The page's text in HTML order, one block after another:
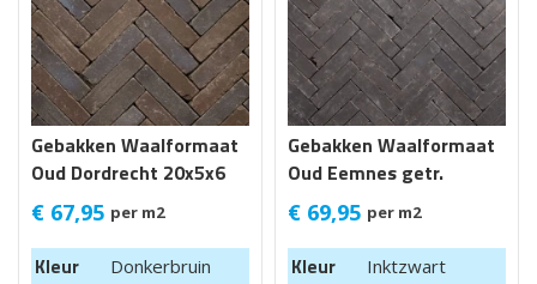
Gebakken Waalformaat
Oud Dordrecht 20x5x6
cm getr.
€ 67,95 per m2
Kleur Donkerbruin
Gebakken Waalformaat
Oud Eemnes getr.
20x5x6 cm
€ 69,95 per m2
Kleur Inktzwart